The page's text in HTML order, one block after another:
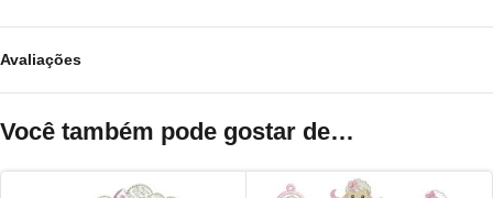
Avaliações
Você também pode gostar de…